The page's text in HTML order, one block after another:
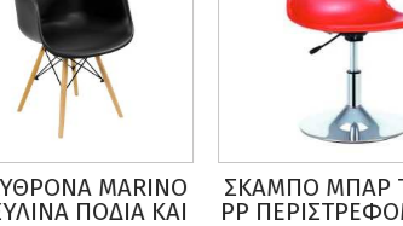
MARINO
ΠΟΔΙΑ ΚΑΙ
ΣΚΑΜΠΟ ΜΠΑΡ
PP